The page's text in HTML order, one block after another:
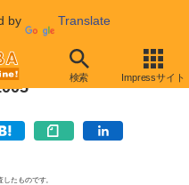
by Translate
検索 Impressサイト
たものです。